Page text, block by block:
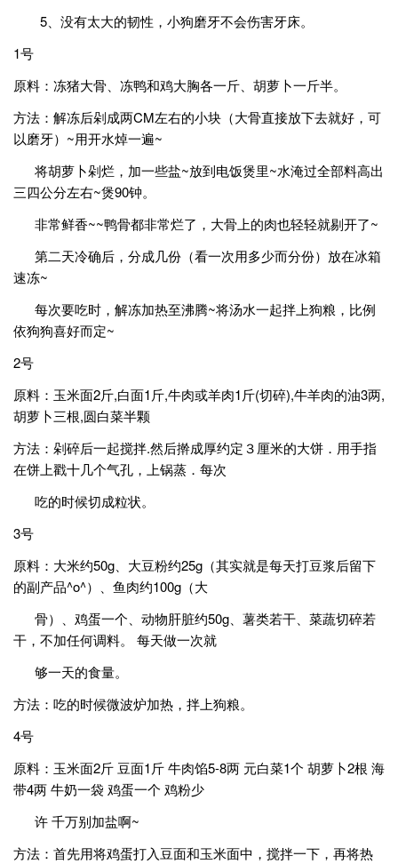
5、没有太大的韧性，小狗磨牙不会伤害牙床。
1号
原料：冻猪大骨、冻鸭和鸡大胸各一斤、胡萝卜一斤半。
方法：解冻后剁成两CM左右的小块（大骨直接放下去就好，可
以磨牙）~用开水焯一遍~
将胡萝卜剁烂，加一些盐~放到电饭煲里~水淹过全部料高出
三四公分左右~煲90钟。
非常鲜香~~鸭骨都非常烂了，大骨上的肉也轻轻就剔开了~
第二天冷确后，分成几份（看一次用多少而分份）放在冰箱
速冻~
每次要吃时，解冻加热至沸腾~将汤水一起拌上狗粮，比例
依狗狗喜好而定~
2号
原料：玉米面2斤,白面1斤,牛肉或羊肉1斤(切碎),牛羊肉的油3两,
胡萝卜三根,圆白菜半颗
方法：剁碎后一起搅拌.然后擀成厚约定３厘米的大饼．用手指
在饼上戳十几个气孔，上锅蒸．每次
吃的时候切成粒状。
3号
原料：大米约50g、大豆粉约25g（其实就是每天打豆浆后留下
的副产品^o^）、鱼肉约100g（大
骨）、鸡蛋一个、动物肝脏约50g、薯类若干、菜蔬切碎若
干，不加任何调料。 每天做一次就
够一天的食量。
方法：吃的时候微波炉加热，拌上狗粮。
4号
原料：玉米面2斤 豆面1斤 牛肉馅5-8两 元白菜1个 胡萝卜2根 海
带4两 牛奶一袋 鸡蛋一个 鸡粉少
许 千万别加盐啊~
方法：首先用将鸡蛋打入豆面和玉米面中，搅拌一下，再将热